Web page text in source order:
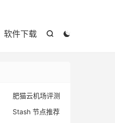


软件下载
肥猫云机场评测
Stash 节点推荐